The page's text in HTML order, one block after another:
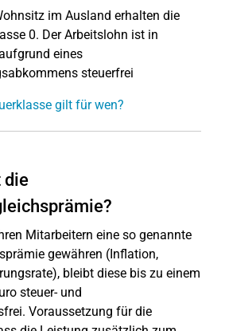
im Ausland erhalten die
0. Der Arbeitslohn ist in
eines
steuerfrei
gilt für wen?
die
Mitarbeitern eine so genannte
gewähren (Inflation,
bleibt diese bis zu einem
steuer- und
Voraussetzung für die